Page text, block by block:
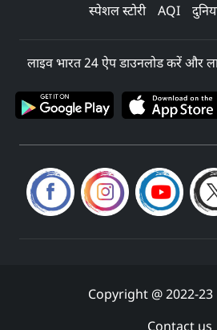
स्पेशल स्टोरी
AQI
लाइव भारत 24 ऐप डाउनलोड करें और
Copyright @ 2022-
Contact us